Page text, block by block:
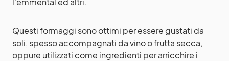
Questi formaggi sono ottimi per essere gustati da
soli, spesso accompagnati da vino o frutta secca,
oppure utilizzati come ingredienti per arricchire i